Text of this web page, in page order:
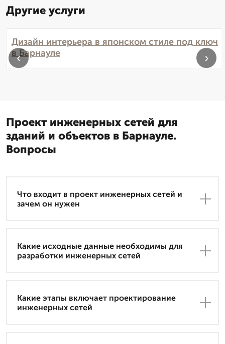
Другие услуги
Дизайн интерьера в японском стиле под ключ
в Барнауле
‹ ›
Проект инженерных сетей для
зданий и объектов в Барнауле.
Вопросы
Что входит в проект инженерных сетей и
зачем он нужен
Какие исходные данные необходимы для
разработки инженерных сетей
Какие этапы включает проектирование
инженерных сетей